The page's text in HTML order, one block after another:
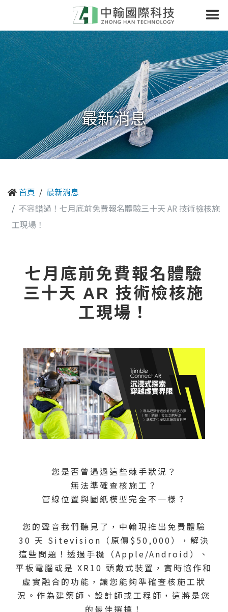
最新消息
首頁
最新消息
不容錯過！七月底前免費報名體驗三十天 AR 技術檢核施
工現場！
七月底前免費報名體驗
三十天 AR 技術檢核施
工現場！
您是否曾遇過這些棘手狀況？
無法準確查核施工？
管線位置與圖紙模型完全不一樣？
您的聲音我們聽見了，中翰現推出免費體驗
30 天 Sitevision（原價$50,000），解決
這些問題！透過手機（Apple/Android）、
平板電腦或是 XR10 頭戴式裝置，實時協作和
虛實融合的功能，讓您能夠準確查核施工狀
況。作為建築師、設計師或工程師，這將是您
的最佳選擇！